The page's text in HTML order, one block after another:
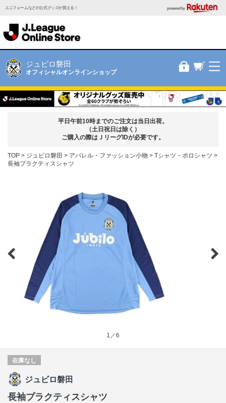
ユニフォームなどの公式グッズが買える！ powered by
ジュビロ磐田
オフィシャルオンラインショップ
平日午前10時までのご注文は当日出荷。
（土日祝日は除く）
ご購入の際はＪリーグIDが必要です。
TOP ジュビロ磐田 アパレル・ファッション小物
Tシャツ・ポロシャツ
長袖プラクティスシャツ
1／6
在庫なし
ジュビロ磐田
長袖プラクティスシャツ